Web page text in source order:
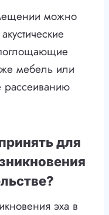
можно
мебель или
рассеиванию
для
эха в